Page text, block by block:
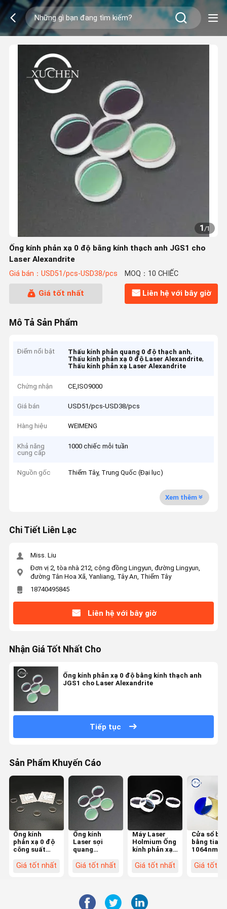
1/1
Ống kính phản xạ 0 độ bằng kính thạch anh JGS1 cho
Laser Alexandrite
Giá bán：USD51/pcs-USD38/pcs MOQ：10 CHIẾC
Giá tốt nhất Liên hệ với bây giờ
Mô Tả Sản Phẩm
Điểm nổi bật Thấu kính phản quang 0 độ thạch anh,
Thấu kính phản xạ 0 độ Laser Alexandrite,
Thấu kính phản xạ Laser Alexandrite
Chứng nhận CE,ISO9000
Giá bán USD51/pcs-USD38/pcs
Hàng hiệu WEIMENG
Khả năng
cung cấp
1000 chiếc mỗi tuần
Nguồn gốc Thiểm Tây, Trung Quốc (Đại lục)
Xem thêm
Chi Tiết Liên Lạc
Miss. Liu
Đơn vị 2, tòa nhà 212, cộng đồng Lingyun, đường Lingyun,
đường Tân Hoa Xã, Yanliang, Tây An, Thiểm Tây
18740495845
Liên hệ với bây giờ
Nhận Giá Tốt Nhất Cho
Ống kính phản xạ 0 độ bằng kính thạch anh
JGS1 cho Laser Alexandrite
Tiếp tục
Sản Phẩm Khuyến Cáo
Ống kính
phản xạ 0 độ
công suất
phản xạ đầy
Giá tốt nhất
Ống kính
Laser sợi
quang
độ cho máy
Giá tốt nhất
Máy Laser
Holmium Ống
kính phản xạ
được đánh
Giá tốt nhất
Cửa sổ
bằng tia
1064nmHR
bằng sợi
Giá tốt